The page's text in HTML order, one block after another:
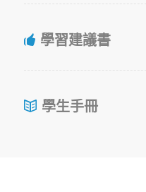
學習建議書
學生手冊